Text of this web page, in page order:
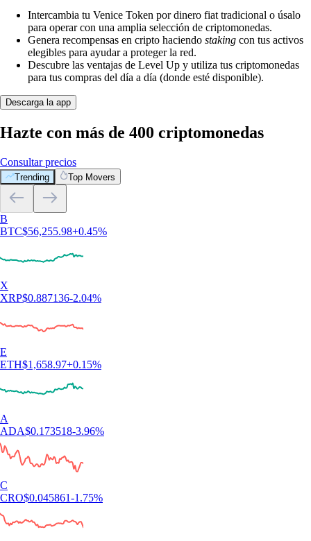
Intercambia tu Venice Token por dinero fiat tradicional o úsalo
para operar con una amplia selección de criptomonedas.
Genera recompensas en cripto haciendo staking con tus activos
elegibles para ayudar a proteger la red.
Descubre las ventajas de Level Up y utiliza tus criptomonedas
para tus compras del día a día (donde esté disponible).
Descarga la app
Hazte con más de 400 criptomonedas
Consultar precios
Trending Top Movers
B
BTC$56,255.98+0.45%
X
XRP$0.887136-2.04%
E
ETH$1,658.97+0.15%
A
ADA$0.173518-3.96%
C
CRO$0.045861-1.75%